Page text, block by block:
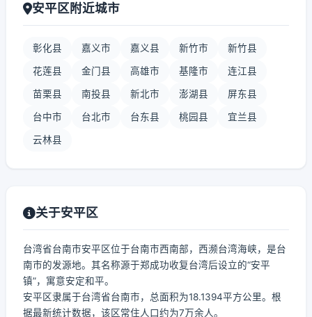
安平区附近城市
彰化县 嘉义市 嘉义县 新竹市 新竹县
花莲县 金门县 高雄市 基隆市 连江县
苗栗县 南投县 新北市 澎湖县 屏东县
台中市 台北市 台东县 桃园县 宜兰县
云林县
关于安平区
台湾省台南市安平区位于台南市西南部，西濒台湾海峡，是台
南市的发源地。其名称源于郑成功收复台湾后设立的“安平
镇”，寓意安定和平。
安平区隶属于台湾省台南市，总面积为18.1394平方公里。根
据最新统计数据，该区常住人口约为7万余人。